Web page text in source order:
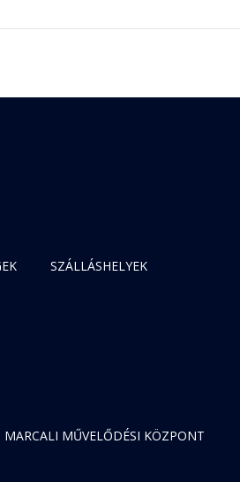
SZÁLLÁSHELYEK
MARCALI MŰVELŐDÉSI KÖZPONT